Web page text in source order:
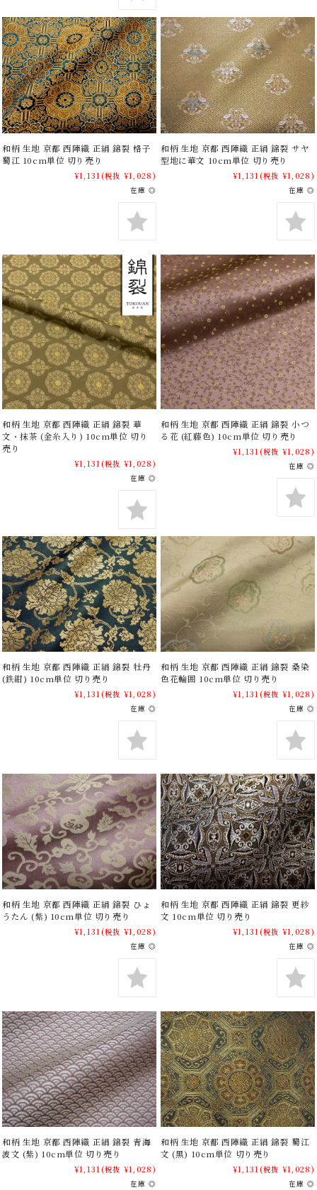
和柄 生地 京都 西陣織 正絹 錦裂 格子
蜀江 10cm単位 切り売り
¥1,131 (税抜 ¥1,028)
在庫 ◎
和柄 生地 京都 西陣織 正絹 錦裂 サヤ
型地に華文 10cm単位 切り売り
¥1,131 (税抜 ¥1,028)
在庫 ◎
和柄 生地 京都 西陣織 正絹 錦裂 華
文・抹茶 (金糸入り) 10cm単位 切り
売り
¥1,131 (税抜 ¥1,028)
在庫 ◎
和柄 生地 京都 西陣織 正絹 錦裂 小つ
る花 (紅藤色) 10cm単位 切り売り
¥1,131 (税抜 ¥1,028)
在庫 ◎
和柄 生地 京都 西陣織 正絹 錦裂 牡丹
(鉄紺) 10cm単位 切り売り
¥1,131 (税抜 ¥1,028)
在庫 ◎
和柄 生地 京都 西陣織 正絹 錦裂 桑染
色花輪囲 10cm単位 切り売り
¥1,131 (税抜 ¥1,028)
在庫 ◎
和柄 生地 京都 西陣織 正絹 錦裂 ひょ
うたん (紫) 10cm単位 切り売り
¥1,131 (税抜 ¥1,028)
在庫 ◎
和柄 生地 京都 西陣織 正絹 錦裂 更紗
文 10cm単位 切り売り
¥1,131 (税抜 ¥1,028)
在庫 ◎
和柄 生地 京都 西陣織 正絹 錦裂 青海
波文 (紫) 10cm単位 切り売り
¥1,131 (税抜 ¥1,028)
在庫 ◎
和柄 生地 京都 西陣織 正絹 錦裂 蜀江
文 (黒) 10cm単位 切り売り
¥1,131 (税抜 ¥1,028)
在庫 ◎